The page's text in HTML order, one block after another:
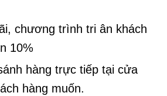
chương trình tri ân khách
10%
hàng trực tiếp tại cửa
hàng muốn.